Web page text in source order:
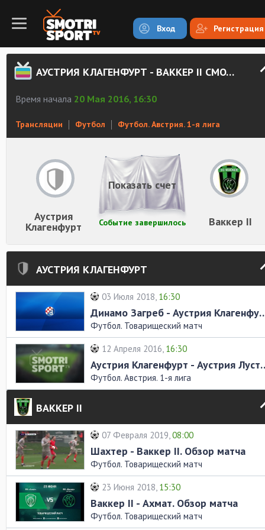
Вход Регистрация
АУСТРИЯ КЛАГЕНФУРТ - ВАККЕР II СМОТРЕТЬ ОНЛАЙН
Время начала 20 Мая 2016, 16:30
Трансляции Футбол Футбол. Австрия. 1-я лига
Аустрия
Клагенфурт Ваккер II
Событие завершилось
Показать счет
АУСТРИЯ КЛАГЕНФУРТ
03 Июля 2018, 16:30
Динамо Загреб -
Футбол. Товарищеский матч
12 Апреля 2016, 16:30
Аустрия
Футбол. Австрия. 1-я лига
ВАККЕР II
07 Февраля 2019,08:00
Шахтер - Ваккер II. Обзор матча
Футбол. Товарищеский матч
23 Июня 2018, 15:30
Ваккер II - Ахмат. Обзор матча
Футбол. Товарищеский матч